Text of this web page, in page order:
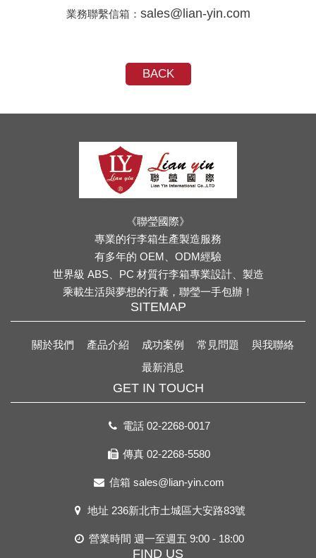
業務聯繫信箱： sales@lian-yin.com
BACK
《聯瑩國際》
專業的行李箱生產製造服務
有多年的 OEM、ODM經驗
世界級 ABS、PC 材質行李箱專業設計、製造
乘載生活與夢想的行囊，聯瑩一手包辦！
SITEMAP
關於我們 產品介紹 成功案例 常見問題
與我聯絡
最新消息
GET IN TOUCH
電話 02-2268-0017
傳真 02-2268-5580
信箱 sales@lian-yin.com
地址 236新北市土城區大安路83號
營業時間 週一至週五 9:00 - 18:00
FIND US